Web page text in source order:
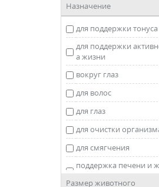
Назначение
для поддержки
для поддержки
а жизни
вокруг глаз
для волос
для глаз
для очистки
для смягчения
поддержка печени и
Размер животного